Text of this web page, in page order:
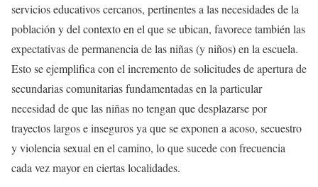
servicios educativos cercanos, pertinentes a las necesidades de la
población y del contexto en el que se ubican, favorece también las
expectativas de permanencia de las niñas (y niños) en la escuela.
Esto se ejemplifica con el incremento de solicitudes de apertura de
secundarias comunitarias fundamentadas en la particular
necesidad de que las niñas no tengan que desplazarse por
trayectos largos e inseguros ya que se exponen a acoso, secuestro
y violencia sexual en el camino, lo que sucede con frecuencia
cada vez mayor en ciertas localidades.